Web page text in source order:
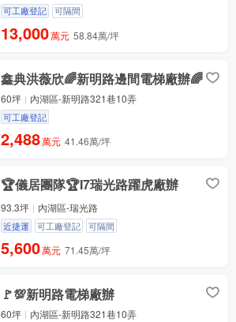
可工廠登記 可隔間
13,000萬元 58.84萬/坪
鑫典洪薇欣🌈新明路邊間電梯廠辦🌈
60坪 內湖區-新明路321巷10弄
可工廠登記
2,488萬元 41.46萬/坪
🏆儀居團隊🏆I7瑞光路躍虎廠辦
93.3坪 內湖區-瑞光路
近捷運 可工廠登記 可隔間
5,600萬元 71.45萬/坪
🚩💯新明路電梯廠辦
60坪 內湖區-新明路321巷10弄